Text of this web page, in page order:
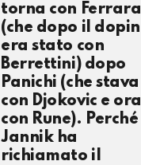
torna con Ferrara
(che dopo il
era stato con
Berrettini) dopo
Panichi (che stava
con Djokovic e ora
con Rune). Perché
Jannik ha
richiamato il